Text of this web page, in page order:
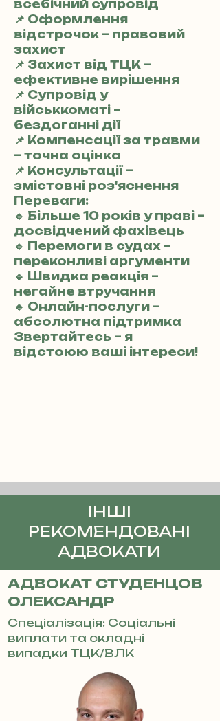
всебічний супровід
📌 Оформлення
відстрочок – правовий
захист
📌 Захист від ТЦК –
ефективне вирішення
📌 Супровід у
військкоматі –
бездоганні дії
📌 Компенсації за травми
– точна оцінка
📌 Консультації –
змістовні роз'яснення
Переваги:
🔹 Більше 10 років у праві –
досвідчений фахівець
🔹 Перемоги в судах –
переконливі аргументи
🔹 Швидка реакція –
негайне втручання
🔹 Онлайн-послуги –
абсолютна підтримка
Звертайтесь – я
відстоюю ваші інтереси!
ІНШІ
РЕКОМЕНДОВАНІ
АДВОКАТИ
АДВОКАТ СТУДЕНЦОВ
ОЛЕКСАНДР
Спеціалізація: Соціальні
виплати та складні
випадки ТЦК/ВЛК